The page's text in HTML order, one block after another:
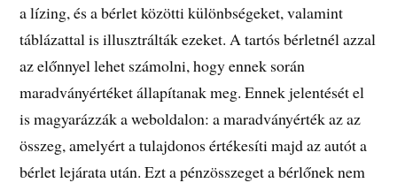
a lízing, és a bérlet közötti különbségeket, valamint
táblázattal is illusztrálták ezeket. A tartós bérletnél azzal
az előnnyel lehet számolni, hogy ennek során
maradványértéket állapítanak meg. Ennek jelentését el
is magyarázzák a weboldalon: a maradványérték az az
összeg, amelyért a tulajdonos értékesíti majd az autót a
bérlet lejárata után. Ezt a pénzösszeget a bérlőnek nem